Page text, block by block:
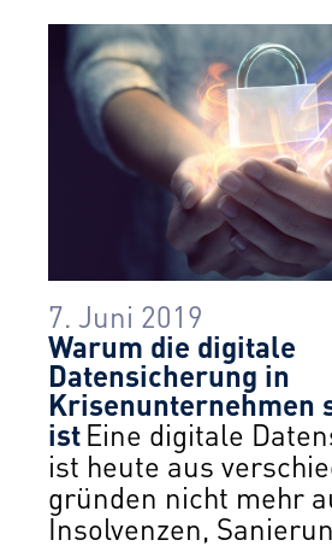
7. Juni 2019
Warum die digitale
Datensicherung in
Krisenunternehmen
istEine digitale
ist heute aus
gründen nicht mehr
Insolvenzen,